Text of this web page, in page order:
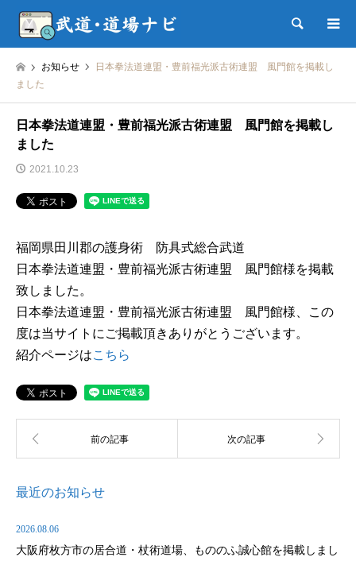
検索
お知らせ
日本拳法道連盟・豊前福光派古術連盟 風門館を掲載し
ました
日本拳法道連盟・豊前福光派古術連盟 風門館を掲載し
ました
2021.10.23
福岡県田川郡の護身術 防具式総合武道
日本拳法道連盟・豊前福光派古術連盟 風門館様を掲載
致しました。
日本拳法道連盟・豊前福光派古術連盟 風門館様、この
度は当サイトにご掲載頂きありがとうございます。
紹介ページはこちら
最近のお知らせ
2026.08.06
大阪府枚方市の居合道・杖術道場、もののふ誠心館を掲載しまし